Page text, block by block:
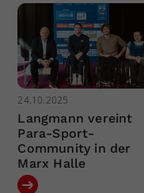
24.10.2025
Langmann vereint
Para-Sport-
Community in der
Marx Halle